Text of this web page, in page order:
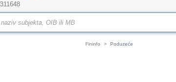
Fininfo > Poduzeće